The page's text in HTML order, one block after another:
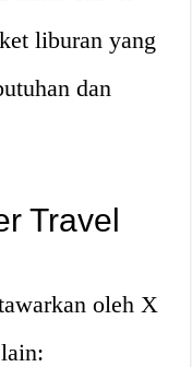
liburan yang
dan
Travel
oleh X